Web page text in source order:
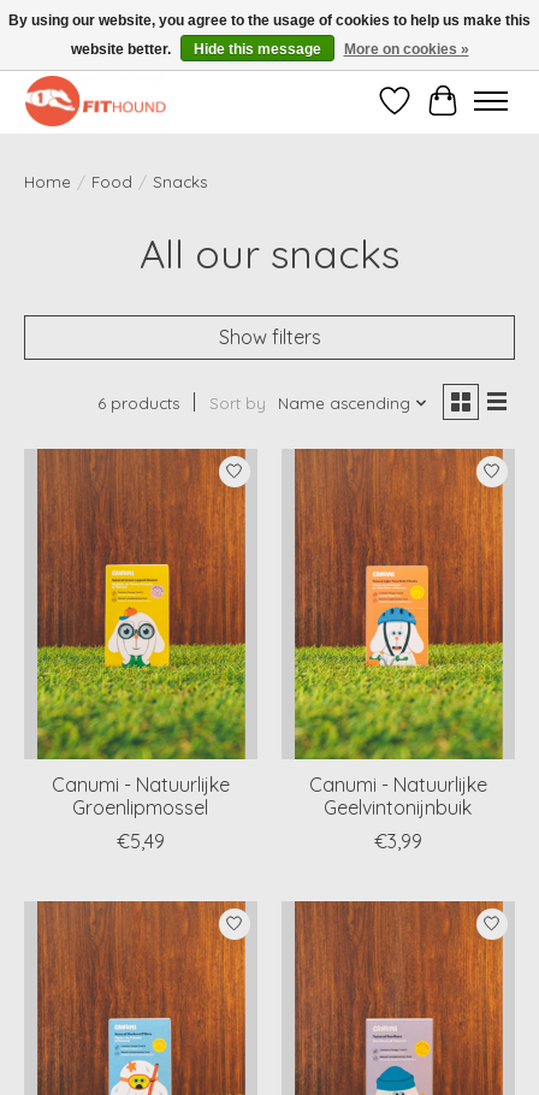
Gratis verzending vanaf €50,-
WishlistCart
Home / Food / Snacks
All our snacks
Show filters
6 products Sort by Name ascending
Canumi - Natuurlijke
Groenlipmossel
€5,49
Canumi - Natuurlijke
Geelvintonijnbuik
€3,99
By using our website, you agree to the usage of cookies to help us make this
website better.
Hide this message More on cookies »